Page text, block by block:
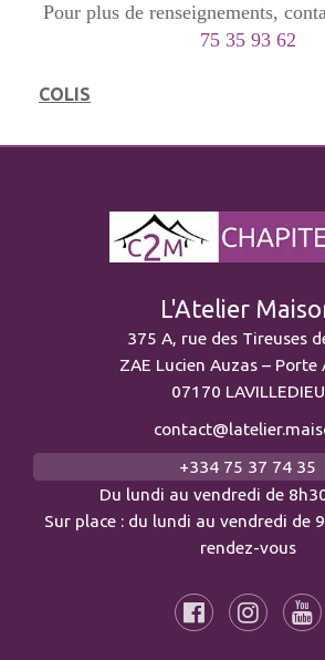
Pour plus de renseignements,
75 35 93 62
COLIS
L'Atelier
375 A, rue des Tireuses
ZAE Lucien Auzas – Porte
07170 LAVILLEDIEU
+334 75 37 74 35
Du lundi au vendredi de
Sur place : du lundi au vendredi de
rendez-vous